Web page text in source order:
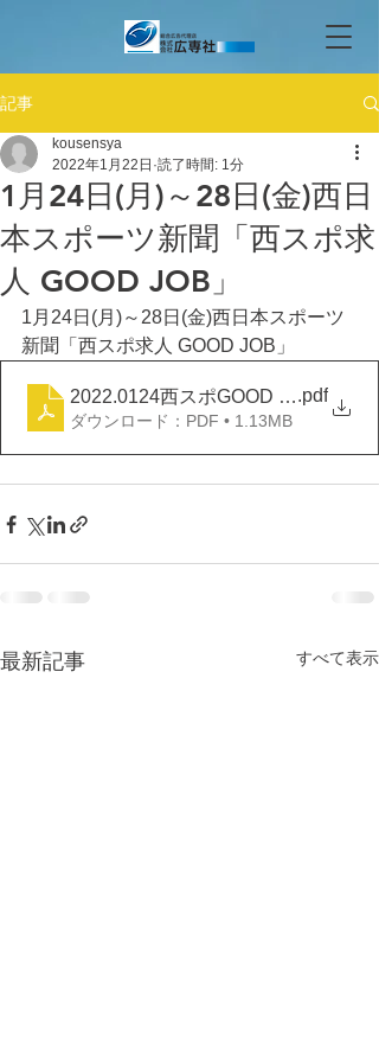
記事
1月24日(月)～28日(金)西日
本スポーツ新聞「西スポ求
人 GOOD JOB」
kousensya
2022年1月22日 読了時間: 1分
1月24日(月)～28日(金)西日本スポーツ
新聞「西スポ求人 GOOD JOB」
2022.0124西スポGOOD JOB4d
.pdf
ダウンロード：PDF • 1.13MB
最新記事 すべて表示